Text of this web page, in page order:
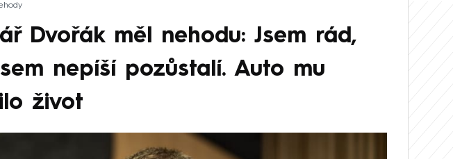
Dvořák měl nehodu: Jsem rád,
nepíší pozůstalí. Auto mu
život